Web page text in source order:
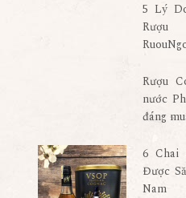
5 Lý
Rượu
nước
đáng
6 Chai
Được
Nam